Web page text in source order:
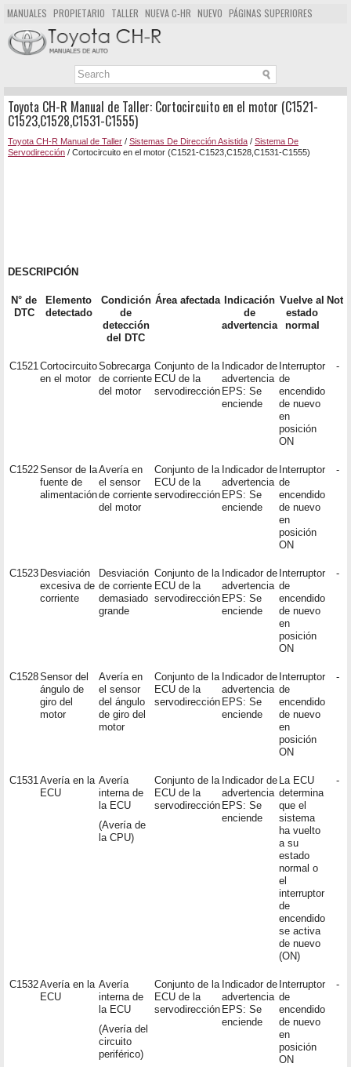
MANUALES PROPIETARIO TALLER NUEVA C-HR NUEVO PÁGINAS SUPERIORES
MAPA DEL SITIO
BUSCAR
Toyota CH-R Manual de Taller: Cortocircuito en el motor (C1521-
C1523,C1528,C1531-C1555)
Toyota CH-R Manual de Taller / Sistemas De Dirección Asistida / Sistema De
Servodirección / Cortocircuito en el motor (C1521-C1523,C1528,C1531-C1555)
DESCRIPCIÓN
N° de
DTC
Elemento
detectado
Condición
de
detección
del DTC
Área afectada
Indicación
de
advertencia
Vuelve al
estado
normal
Nota
C1521Cortocircuito
en el motor
Sobrecarga
de corriente
del motor
Conjunto de la
ECU de la
servodirección
Indicador de
advertencia
EPS: Se
enciende
Interruptor
de
encendido
de nuevo
en
posición
ON
-
C1522Sensor de la
fuente de
alimentación
Avería en
el sensor
de corriente
del motor
Conjunto de la
ECU de la
servodirección
Indicador de
advertencia
EPS: Se
enciende
Interruptor
de
encendido
de nuevo
en
posición
ON
-
C1523 Desviación
excesiva de
corriente
Desviación
de corriente
demasiado
grande
Conjunto de la
ECU de la
servodirección
Indicador de
advertencia
EPS: Se
enciende
Interruptor
de
encendido
de nuevo
en
posición
ON
-
C1528Sensor del
ángulo de
giro del
motor
Avería en
el sensor
del ángulo
de giro del
motor
Conjunto de la
ECU de la
servodirección
Indicador de
advertencia
EPS: Se
enciende
Interruptor
de
encendido
de nuevo
en
posición
ON
-
C1531Avería en la
ECU
Avería
interna de
la ECU
(Avería de
la CPU)
Conjunto de la
ECU de la
servodirección
Indicador de
advertencia
EPS: Se
enciende
La ECU
determina
que el
sistema
ha vuelto
a su
estado
normal o
el
interruptor
de
encendido
se activa
de nuevo
(ON)
-
C1532Avería en la
ECU
Avería
interna de
la ECU
(Avería del
circuito
periférico)
Conjunto de la
ECU de la
servodirección
Indicador de
advertencia
EPS: Se
enciende
Interruptor
de
encendido
de nuevo
en
posición
ON
-